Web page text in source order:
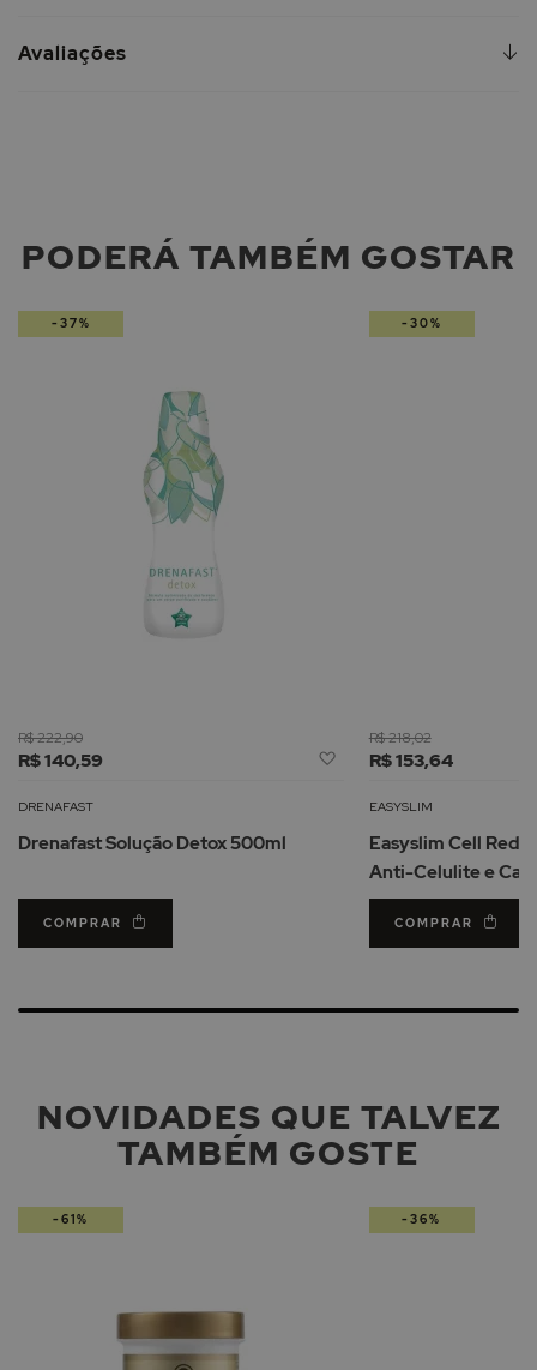
Avaliações
PODERÁ TAMBÉM GOSTAR
R$ 140,59
R$ 222,90
Adicionar
Lista
Desejos
DRENAFAST
Drenafast Solução Detox 500ml
COMPRAR
-37%
R$ 153,64
R$ 218,02
EASYSLIM
Easyslim Cell
Anti-Celulite e
COMPRAR
-30%
NOVIDADES QUE TALVEZ
TAMBÉM GOSTE
-61% -36%